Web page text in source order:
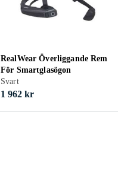
RealWear Överliggande Rem
För Smartglasögon
Svart
1 962 kr